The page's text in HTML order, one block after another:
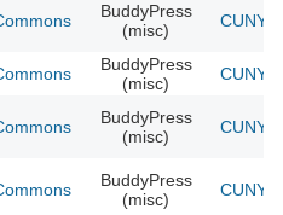
BuddyPress
(misc)
CUNY
BuddyPress
(misc)
CUNY
BuddyPress
(misc)
CUNY
BuddyPress
(misc)
CUNY